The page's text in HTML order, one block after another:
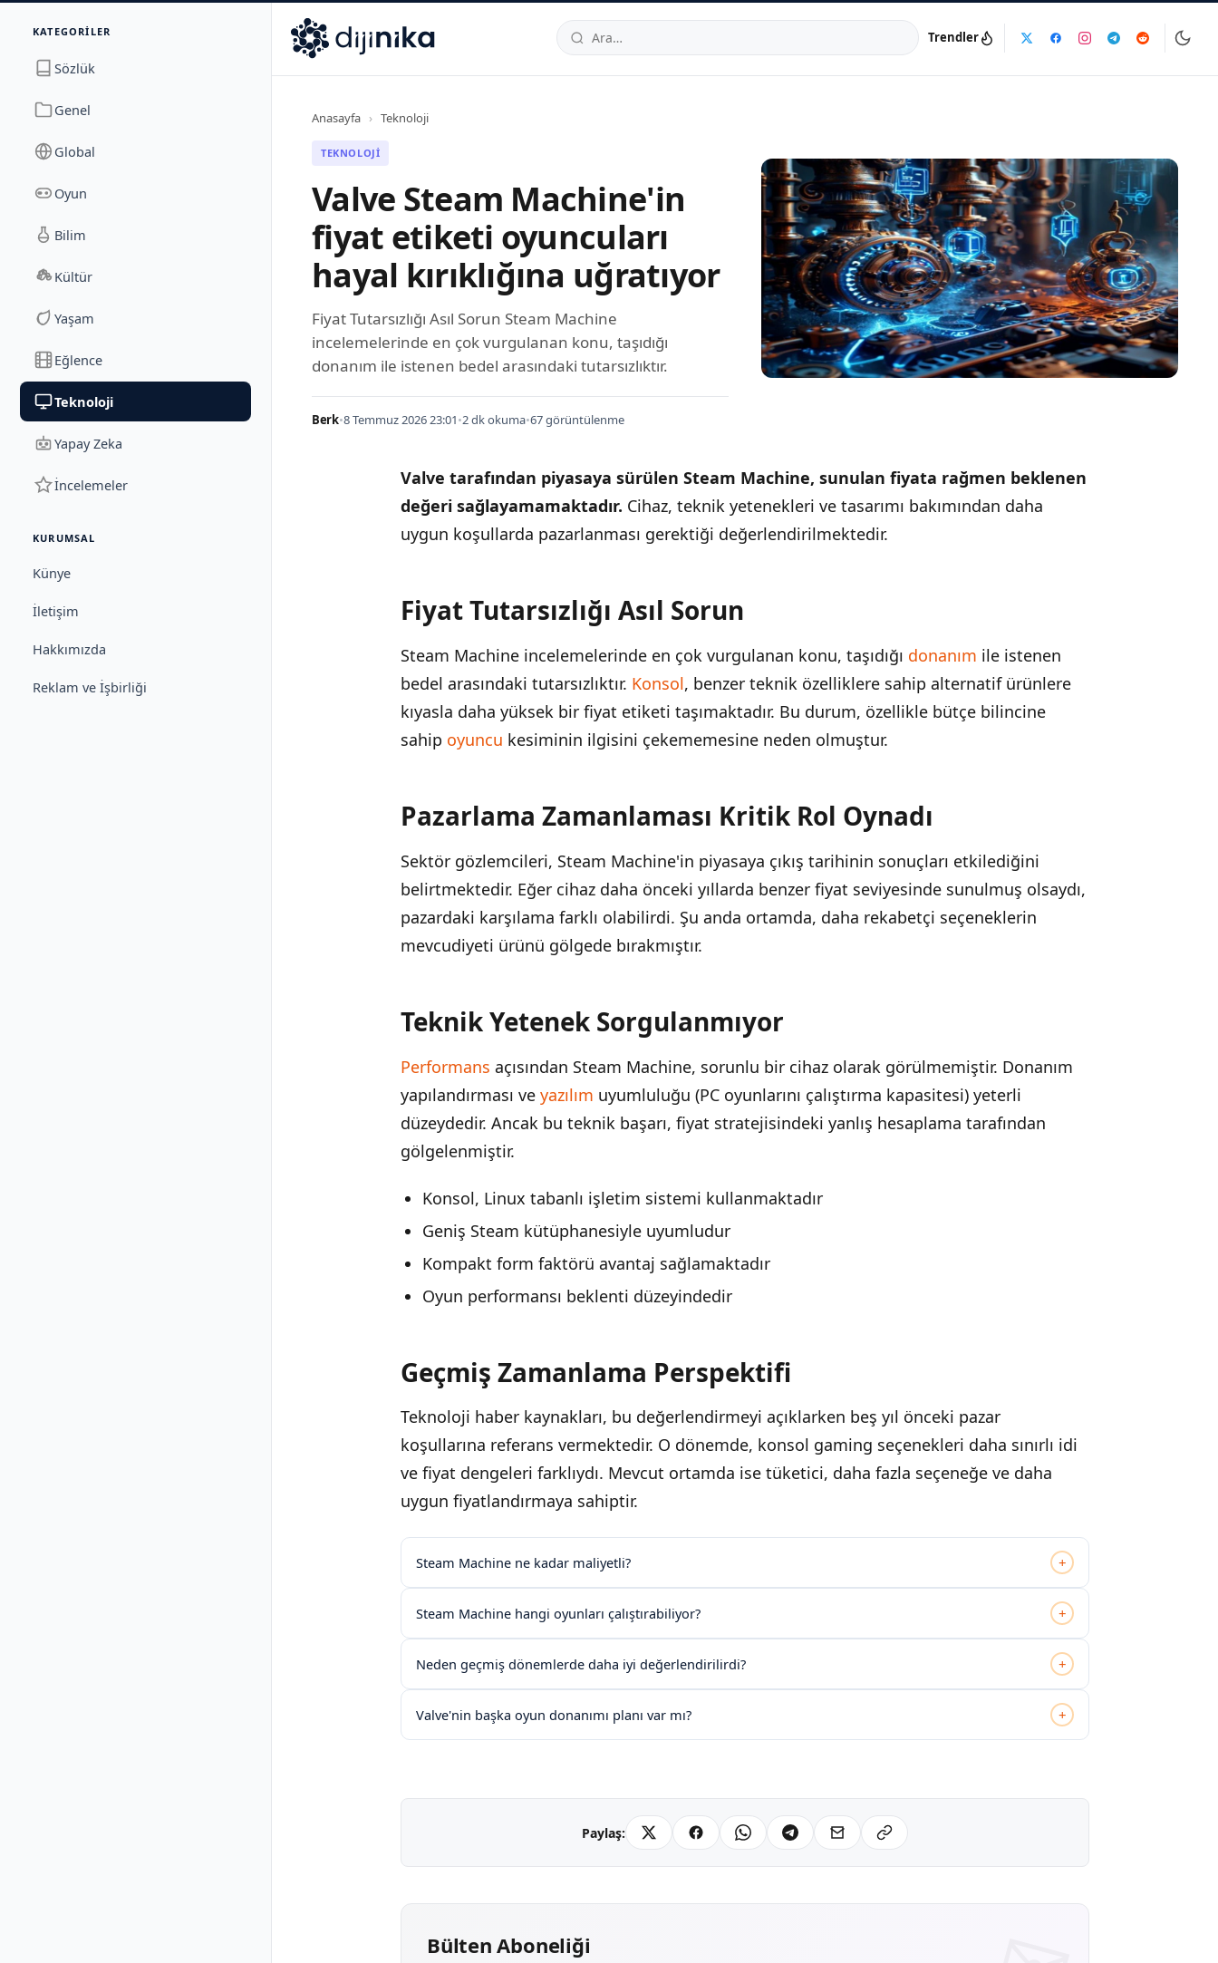
KATEGORILER
Sözlük
Genel
Global
Oyun
Bilim
Kültür
Yaşam
Eğlence
Teknoloji
Yapay Zeka
İncelemeler
KURUMSAL
Künye
İletişim
Hakkımızda
Reklam ve İşbirliği
İletişim
Dijinika Avrasya Cad. Sitesi B Blok No: 17/2A, Marmara Mahallesi 34520TRTelefon:0850 444 30 49E-posta:info@dijinika.net
Trendler
Anasayfa › Teknoloji
TEKNOLOJI
Valve Steam Machine'in
fiyat etiketi oyuncuları
hayal kırıklığına uğratıyor
Fiyat Tutarsızlığı Asıl Sorun Steam Machine
incelemelerinde en çok vurgulanan konu, taşıdığı
donanım ile istenen bedel arasındaki tutarsızlıktır.
Berk•8 Temmuz 2026 23:01•2 dk okuma•67 görüntülenme
Valve tarafından piyasaya sürülen Steam Machine, sunulan fiyata rağmen beklenen
değeri sağlayamamaktadır. Cihaz, teknik yetenekleri ve tasarımı bakımından daha
uygun koşullarda pazarlanması gerektiği değerlendirilmektedir.
İÇINDEKILER ›
Fiyat Tutarsızlığı Asıl Sorun
Teknik Yetenek Sorgulanmıyor
Fiyat Tutarsızlığı Asıl Sorun
Steam Machine incelemelerinde en çok vurgulanan konu, taşıdığı donanım ile istenen
bedel arasındaki tutarsızlıktır. Konsol, benzer teknik özelliklere sahip alternatif ürünlere
kıyasla daha yüksek bir fiyat etiketi taşımaktadır. Bu durum, özellikle bütçe bilincine
sahip oyuncu kesiminin ilgisini çekememesine neden olmuştur.
Pazarlama Zamanlaması Kritik Rol Oynadı
Sektör gözlemcileri, Steam Machine'in piyasaya çıkış tarihinin sonuçları etkilediğini
belirtmektedir. Eğer cihaz daha önceki yıllarda benzer fiyat seviyesinde sunulmuş olsaydı,
pazardaki karşılama farklı olabilirdi. Şu anda ortamda, daha rekabetçi seçeneklerin
mevcudiyeti ürünü gölgede bırakmıştır.
Teknik Yetenek Sorgulanmıyor
Performans açısından Steam Machine, sorunlu bir cihaz olarak görülmemiştir. Donanım
yapılandırması ve yazılım uyumluluğu (PC oyunlarını çalıştırma kapasitesi) yeterli
düzeydedir. Ancak bu teknik başarı, fiyat stratejisindeki yanlış hesaplama tarafından
gölgelenmiştir.
Konsol, Linux tabanlı işletim sistemi kullanmaktadır
Geniş Steam kütüphanesiyle uyumludur
Kompakt form faktörü avantaj sağlamaktadır
Oyun performansı beklenti düzeyindedir
Geçmiş Zamanlama Perspektifi
Teknoloji haber kaynakları, bu değerlendirmeyi açıklarken beş yıl önceki pazar
koşullarına referans vermektedir. O dönemde, konsol gaming seçenekleri daha sınırlı idi
ve fiyat dengeleri farklıydı. Mevcut ortamda ise tüketici, daha fazla seçeneğe ve daha
uygun fiyatlandırmaya sahiptir.
Steam Machine ne kadar maliyetli? +
Steam Machine hangi oyunları çalıştırabiliyor? +
Neden geçmiş dönemlerde daha iyi değerlendirilirdi? +
Valve'nin başka oyun donanımı planı var mı? +
Paylaş:
Bülten Aboneliği